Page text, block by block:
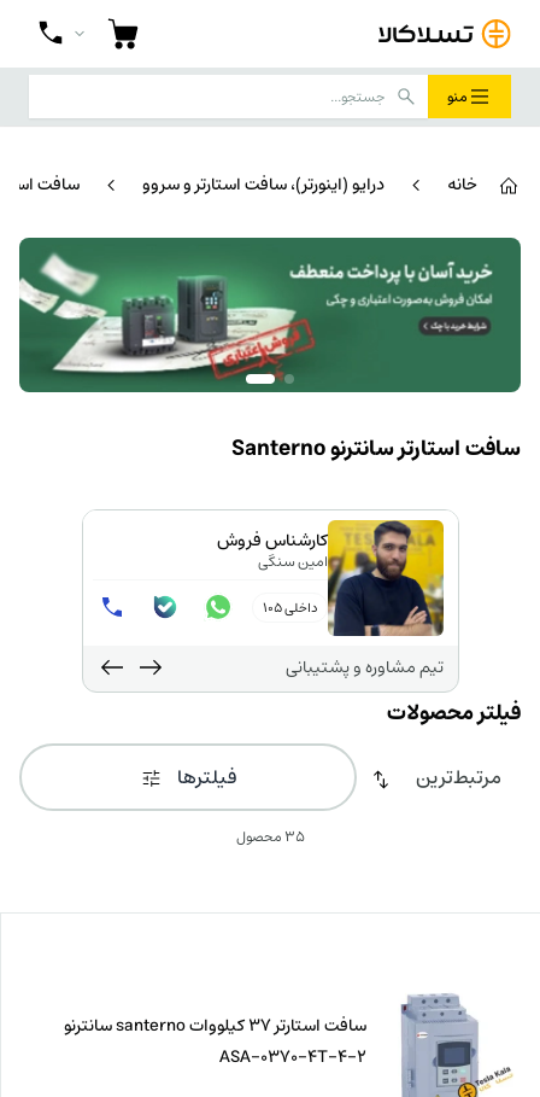
منو
خانه درایو (اینورتر)، سافت استارتر و سروو سافت
سافت استارتر سانترنو Santerno
35 محصول
فیلترها
سافت استارتر 37 کیلووات santerno سانترنو
ASA-0370-4T-4-2
کارشناس فروش
امین سنگی
داخلی 105
تیم مشاوره و پشتیبانی